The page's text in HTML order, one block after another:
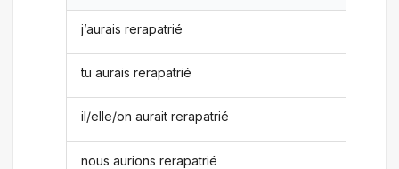
j’aurais rerapatrié
tu aurais rerapatrié
il/elle/on aurait rerapatrié
nous aurions rerapatrié